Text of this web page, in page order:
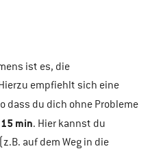
ist es, die
empfiehlt sich eine
dass du dich ohne Probleme
min. Hier kannst du
auf dem Weg in die